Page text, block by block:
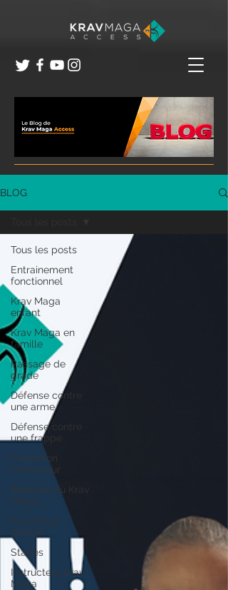
BLOG
Tous les posts
Entrainement
fonctionnel
Krav Maga
enfant
Krav Maga en
famille
Passage de
grade
Défense contre
une arme
Défense contre
une frappe
Formation
Instructeur
Bienfaits du Krav
Maga
Krav Maga
féminin
Stages
Instructeur Krav
Maga